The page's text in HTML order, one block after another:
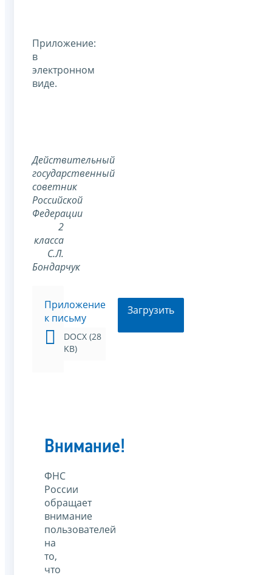
Приложение:
в
электронном
виде.
Действительный
государственный
советник
Российской
Федерации
2
класса
С.Л.
Бондарчук
Приложение
к письму
DOCX (28
KB)
Загрузить
Внимание!
ФНС
России
обращает
внимание
пользователей
на
то,
что